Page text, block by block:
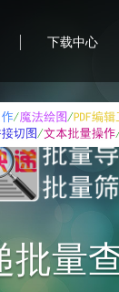
批量
| 下载中心